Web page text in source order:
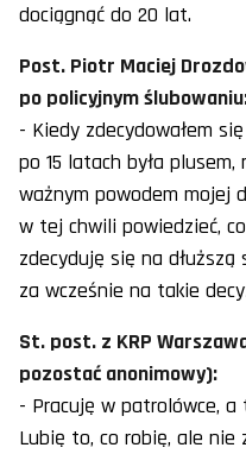
dociągnąć do 20 lat.
Post. Piotr Maciej
po policyjnym
- Kiedy zdecydowałem
po 15 latach była
ważnym powodem mojej
w tej chwili powiedzieć,
zdecyduję się na dłuższą
za wcześnie na takie
St. post. z KRP
pozostać anonimowy):
- Pracuję w patrolówce, a
Lubię to, co robię, ale nie